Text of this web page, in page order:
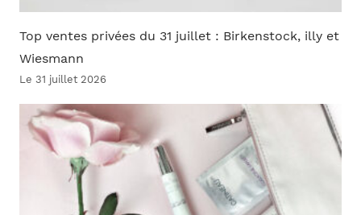
Top ventes privées du 31 juillet : Birkenstock, illy et
Wiesmann
Le 31 juillet 2026